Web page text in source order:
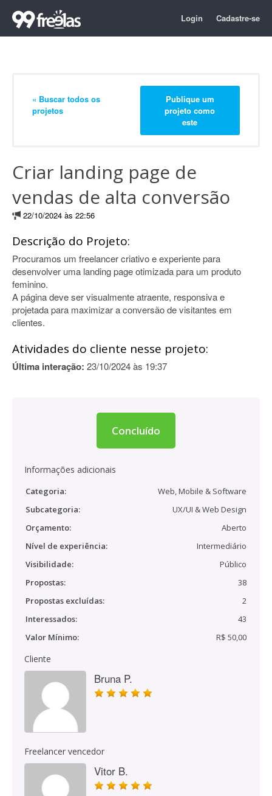
Login Cadastre-se
« Buscar todos os
projetos
Publique um
projeto como
este
Criar landing page de
vendas de alta conversão
22/10/2024 às 22:56
Descrição do Projeto:
Procuramos um freelancer criativo e experiente para
desenvolver uma landing page otimizada para um produto
feminino.
A página deve ser visualmente atraente, responsiva e
projetada para maximizar a conversão de visitantes em
clientes.
Atividades do cliente nesse projeto:
Última interação: 23/10/2024 às 19:37
Concluído
Informações adicionais
Categoria:
Web, Mobile & Software
Subcategoria:
UX/UI & Web Design
Orçamento:
Aberto
Nível de experiência:
Intermediário
Visibilidade:
Público
Propostas:
38
Propostas excluídas:
2
Interessados:
43
Valor Mínimo:
R$ 50,00
Cliente
Bruna P.
Freelancer vencedor
Vitor B.